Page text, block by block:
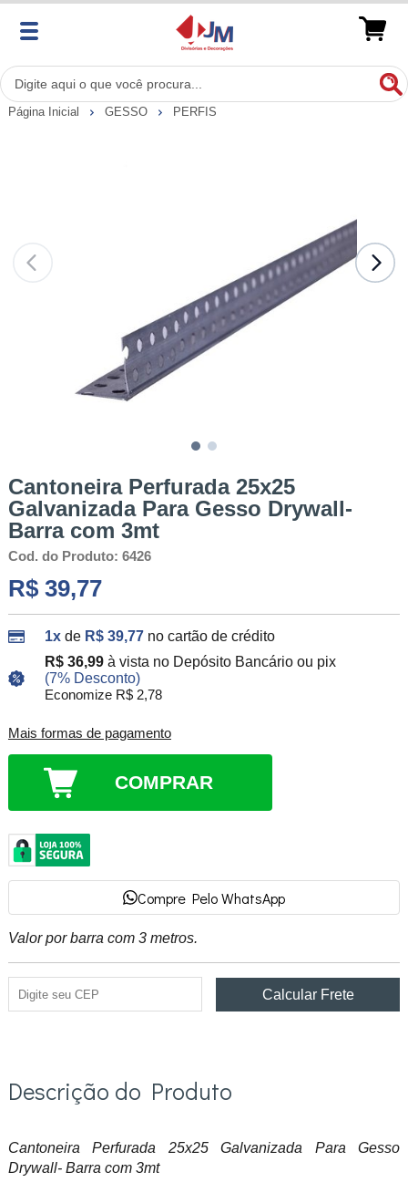
Página Inicial GESSO PERFIS
Cantoneira Perfurada 25x25
Galvanizada Para Gesso Drywall-
Barra com 3mt
Cod. do Produto: 6426
R$ 39,77
1xde R$ 39,77 no cartão de crédito
R$ 36,99 à vista no Depósito Bancário ou pix
(7% Desconto)
Economize R$ 2,78
Mais formas de pagamento
COMPRAR
Compre Pelo WhatsApp
Valor por barra com 3 metros.
Descrição do Produto
Cantoneira Perfurada 25x25 Galvanizada Para Gesso
Drywall- Barra com 3mt